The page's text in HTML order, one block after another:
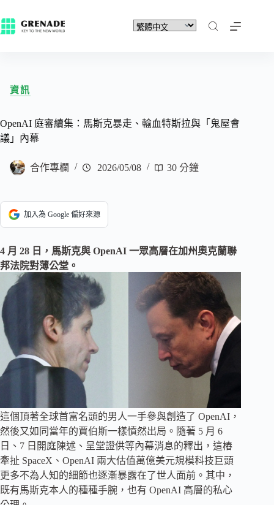
資訊
OpenAI 庭審續集：馬斯克暴走、輸血特斯拉與「鬼屋會
議」內幕
合作專欄 2026/05/08 30 分鐘
加入為 Google 偏好來源
4 月 28 日，馬斯克與 OpenAI 一眾高層在加州奧克蘭聯
邦法院對薄公堂。
這個頂著全球首富名頭的男人一手參與創造了 OpenAI，
然後又如同當年的賈伯斯一樣憤然出局。隨著 5 月 6
日、7 日開庭陳述、呈堂證供等內幕消息的釋出，這樁
牽扯 SpaceX、OpenAI 兩大估值萬億美元規模科技巨頭
更多不為人知的細節也逐漸暴露在了世人面前。其中，
既有馬斯克本人的種種手腕，也有 OpenAI 高層的私心